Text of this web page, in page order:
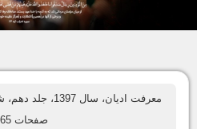
معرفت ادیان، سال 1397، جلد دهم، شماره اول، پیاپی 37، زمستان
صفحات 65-83